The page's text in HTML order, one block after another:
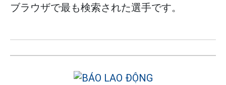
ブラウザで最も検索された選手です。